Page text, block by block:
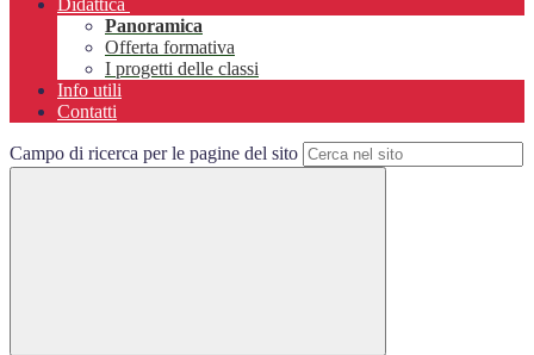
Didattica
Panoramica
Offerta formativa
I progetti delle classi
Info utili
Contatti
Campo di ricerca per le pagine del sito